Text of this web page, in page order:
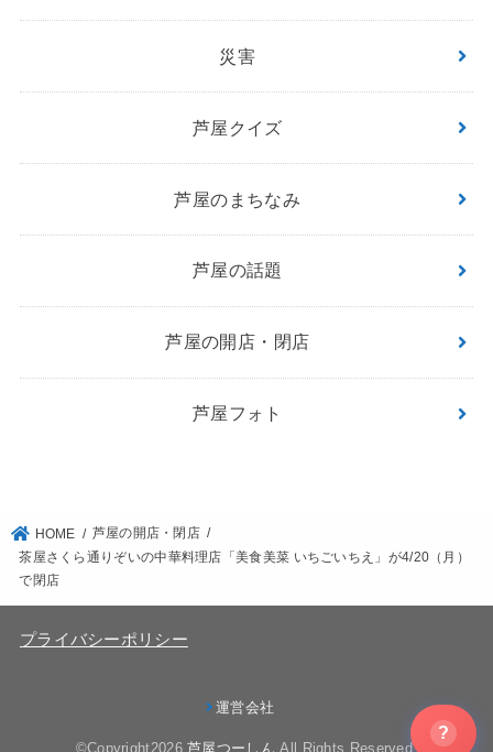
災害
芦屋クイズ
芦屋のまちなみ
芦屋の話題
芦屋の開店・閉店
芦屋フォト
HOME
芦屋の開店・閉店
茶屋さくら通りぞいの中華料理店「美食美菜 いちごいちえ」が4/20（月）
で閉店
プライバシーポリシー
運営会社
©Copyright2026芦屋つーしん .All Rights Reserved.
?